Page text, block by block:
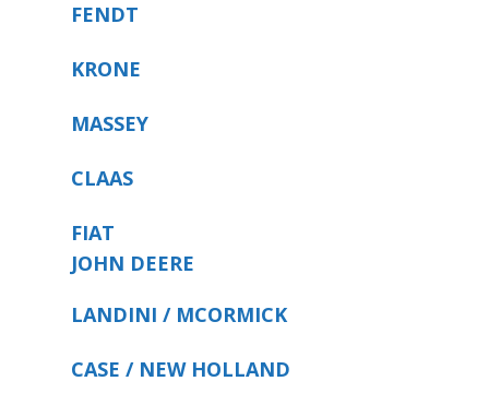
FENDT
KRONE
MASSEY
CLAAS
FIAT
JOHN DEERE
LANDINI / MCORMICK
CASE / NEW HOLLAND